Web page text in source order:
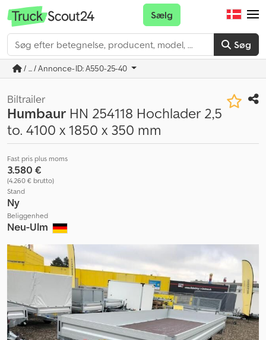
Søg
Sælg
/ ... / Annonce-ID: A550-25-40
Biltrailer
Humbaur HN 254118 Hochlader 2,5
to. 4100 x 1850 x 350 mm
Fast pris plus moms
3.580 €
(4.260 € brutto)
Stand
Ny
Beliggenhed
Neu-Ulm